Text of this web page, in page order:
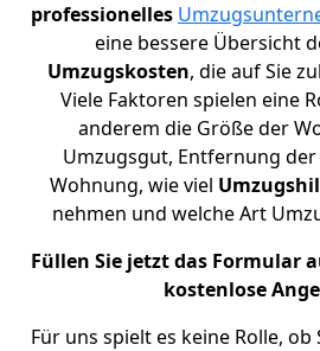
professionelles
eine bessere Übersicht
Umzugskosten, die auf Sie
Viele Faktoren spielen eine
anderem die Größe der
Umzugsgut, Entfernung
Wohnung, wie viel
nehmen und welche Art
Füllen Sie jetzt das Formular
kostenlose
Für uns spielt es keine Rolle,